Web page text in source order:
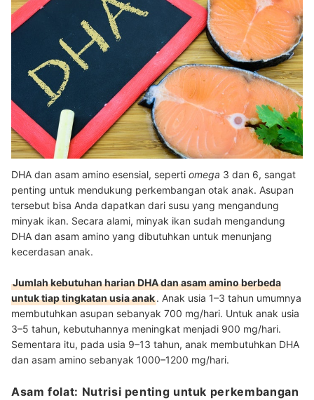
DHA dan asam amino esensial, seperti omega 3 dan 6, sangat
penting untuk mendukung perkembangan otak anak. Asupan
tersebut bisa Anda dapatkan dari susu yang mengandung
minyak ikan. Secara alami, minyak ikan sudah mengandung
DHA dan asam amino yang dibutuhkan untuk menunjang
kecerdasan anak.
Jumlah kebutuhan harian DHA dan asam amino berbeda
untuk tiap tingkatan usia anak. Anak usia 1–3 tahun umumnya
membutuhkan asupan sebanyak 700 mg/hari. Untuk anak usia
3–5 tahun, kebutuhannya meningkat menjadi 900 mg/hari.
Sementara itu, pada usia 9–13 tahun, anak membutuhkan DHA
dan asam amino sebanyak 1000–1200 mg/hari.
Asam folat: Nutrisi penting untuk perkembangan